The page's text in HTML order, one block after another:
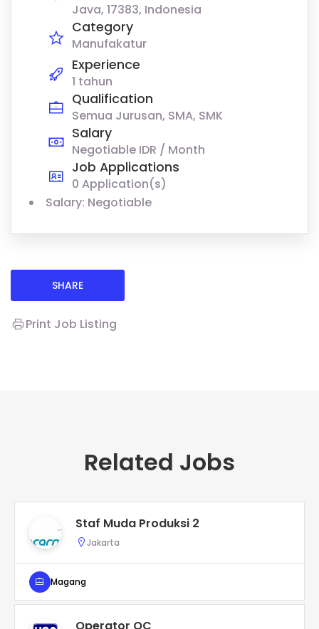
Java, 17383, Indonesia
Category
Manufakatur
Experience
1 tahun
Qualification
Semua Jurusan, SMA, SMK
Salary
Negotiable IDR / Month
Job Applications
0 Application(s)
Salary: Negotiable
SHARE
Print Job Listing
Related Jobs
Staf Muda Produksi 2
Jakarta
Magang
Operator QC